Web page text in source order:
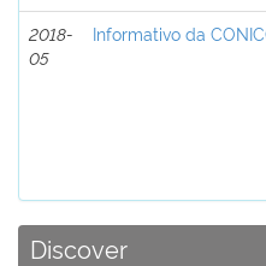
2018-
05
Informativo da
Discover